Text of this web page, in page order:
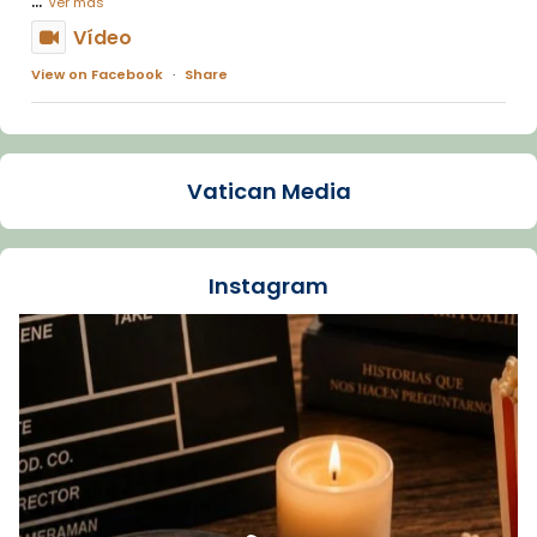
Vídeo
View on Facebook · Share
Arquebisbat de Barcelona
La Carmina va patir depressió. Fa gairebé
dos mesos, a l'Estadi Lluís Companys, la
Recupera l'entrevista comp
Vatican
tican News 👇
www.vaticannews.va/es/iglesia/news/2026-
07/carmina-historia-depresion-papa-viaje-
espana-testimoni...
Foto
Vatican Media
Instagram